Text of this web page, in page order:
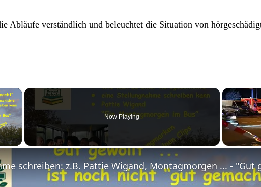
Abläufe verständlich und beleuchtet die Situation von
×
Video
Now Playing